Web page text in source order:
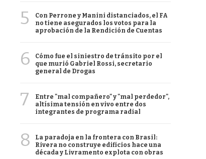
5
Con Perrone y Manini distanciados, el FA
no tiene asegurados los votos para la
aprobación de la Rendición de Cuentas
6
Cómo fue el siniestro de tránsito por el
que murió Gabriel Rossi, secretario
general de Drogas
7
Entre "mal compañero" y "mal perdedor",
altísima tensión en vivo entre dos
integrantes de programa radial
8
La paradoja en la frontera con Brasil:
Rivera no construye edificios hace una
década y Livramento explota con obras